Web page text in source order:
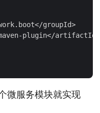
groupId>
plugin</artifactId>
微服务模块就实现